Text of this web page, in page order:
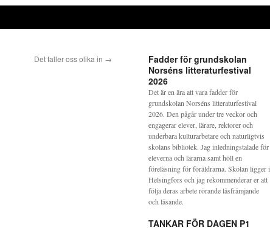
Det faller oss olika in →
Fadder för grundskolan
Norséns litteraturfestival
2026
Det är en ära att vara fadder för
grundskolan Norséns litteraturfestival
2026. Den pågår under tre veckor och
engagerar elever, lärare, rektorer och
underbara kulturarbetare och naturligtvis
skolans bibliotek. Jag inledningstalade för
eleverna och lärarna samt höll en
föreläsning för föräldrarna. Skolan ligger i
Helsingfors och jag rekommenderar er att
följa deras arbete rörande läsfrämjande
och läsande.
TANKAR FÖR DAGEN P1